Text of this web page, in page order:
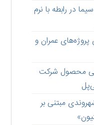
در رابطه با نرم
پروژه‌های عمران و
محصول شرکت
مبتنی بر